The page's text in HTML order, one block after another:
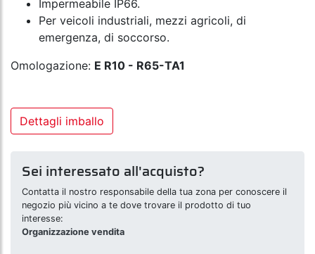
Impermeabile IP66.
Per veicoli industriali, mezzi agricoli, di
emergenza, di soccorso.
Omologazione: E R10 - R65-TA1
Dettagli imballo
Sei interessato all'acquisto?
Contatta il nostro responsabile della tua zona per conoscere il
negozio più vicino a te dove trovare il prodotto di tuo
interesse:
Organizzazione vendita